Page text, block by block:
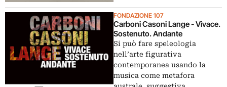
FONDAZIONE 107
Carboni Casoni Lange - Vivace.
Sostenuto. Andante
Si può fare speleologia
nell’arte figurativa
contemporanea usando la
musica come metafora